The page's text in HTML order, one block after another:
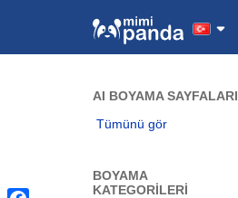
AI BOYAMA SAYFALARI
Tümünü gör
BOYAMA
KATEGORILERI